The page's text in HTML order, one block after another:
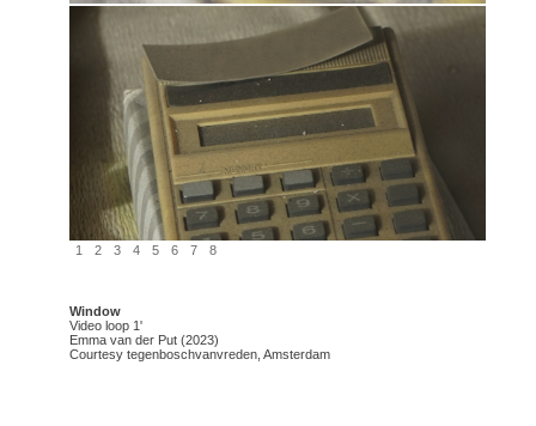
1 2 3 4 5 6 7 8
Window
Video loop 1'
Emma van der Put (2023)
Courtesy tegenboschvanvreden, Amsterdam